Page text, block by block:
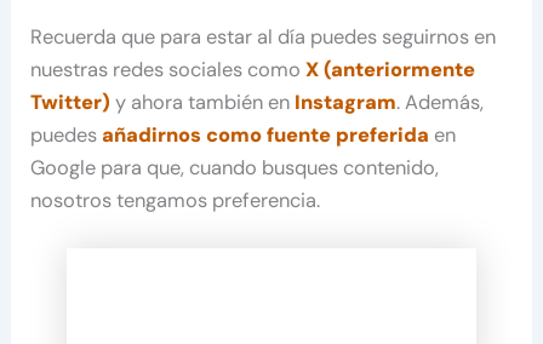
Recuerda que para estar al día puedes seguirnos en
nuestras redes sociales comoX (anteriormente
Twitter) y ahora también en Instagram. Además,
puedesañadirnos como fuente preferida en
Google para que, cuando busques contenido,
nosotros tengamos preferencia.